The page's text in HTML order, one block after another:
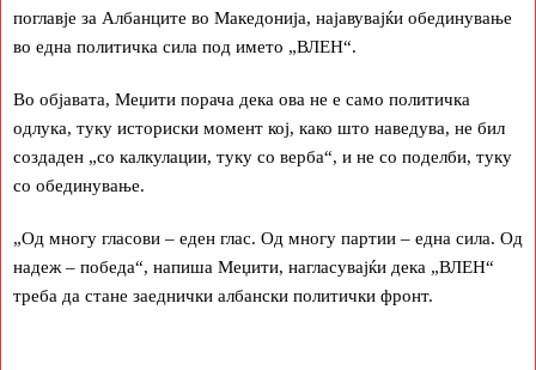
поглавје за Албанците во Македонија, најавувајќи обединување
во една политичка сила под името „ВЛЕН“.
Во објавата, Меџити порача дека ова не е само политичка
одлука, туку историски момент кој, како што наведува, не бил
создаден „со калкулации, туку со верба“, и не со поделби, туку
со обединување.
„Од многу гласови – еден глас. Од многу партии – една сила. Од
надеж – победа“, напиша Меџити, нагласувајќи дека „ВЛЕН“
треба да стане заеднички албански политички фронт.